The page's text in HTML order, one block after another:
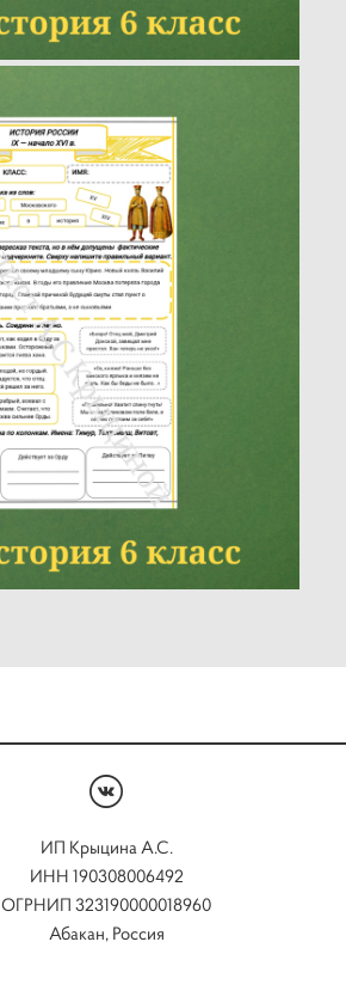
ИП Крыцина А.С.
ИНН 190308006492
ОГРНИП 323190000018960
Абакан, Россия